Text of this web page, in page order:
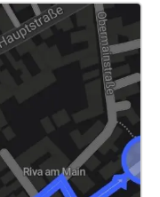
und Franz
der
Veronika
Paul Schönau,
Informationen über
die im Audio
aus